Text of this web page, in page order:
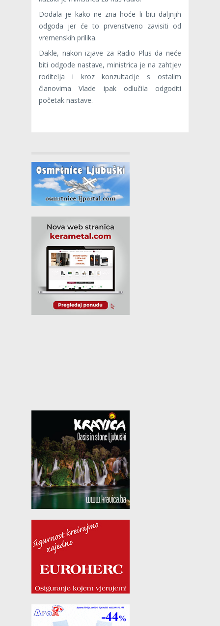
Dodala je kako ne zna hoće li biti daljnjih
odgoda jer će to prvenstveno zavisiti od
vremenskih prilika.
Dakle, nakon izjave za Radio Plus da neće
biti odgode nastave, ministrica je na zahtjev
roditelja i kroz konzultacije s ostalim
članovima Vlade ipak odlučila odgoditi
početak nastave.